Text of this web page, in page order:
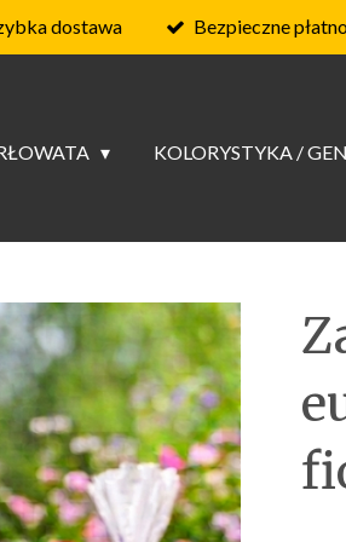
dostawa Bezpieczne
KOLORYSTYKA /